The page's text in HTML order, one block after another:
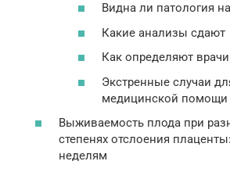
Видна ли патология
Какие анализы сдают
Как определяют врачи
Экстренные случаи
медицинской помощи
Выживаемость плода при
степенях отслоения
неделям